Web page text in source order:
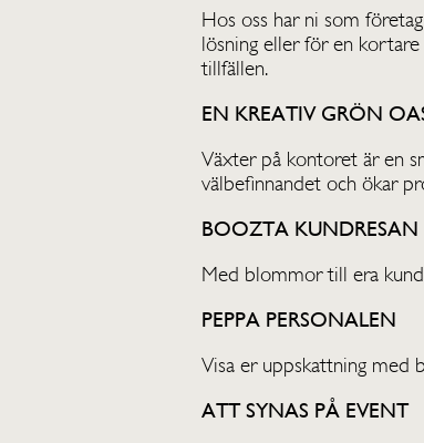
Hos oss har ni som
lösning eller för en
tillfällen.
EN KREATIV GRÖN
Växter på kontoret är en
välbefinnandet och ökar
BOOZTA KUNDRESAN
Med blommor till era
PEPPA PERSONALEN
Visa er uppskattning med
ATT SYNAS PÅ EVENT